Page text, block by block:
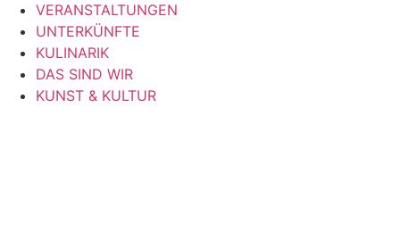
VERANSTALTUNGEN
UNTERKÜNFTE
KULINARIK
DAS SIND WIR
KUNST & KULTUR